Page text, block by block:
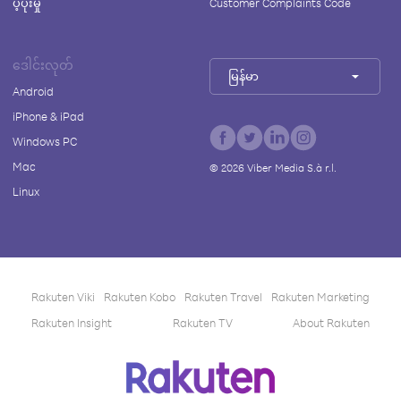
ဒေါင်းလုတ်
Android
iPhone & iPad
Windows PC
Mac
Linux
မြန်မာ
© 2026Viber Media S.à r.l.
Rakuten Viki Rakuten Kobo Rakuten Travel
Rakuten Marketing
Rakuten Insight
Rakuten TV About Rakuten